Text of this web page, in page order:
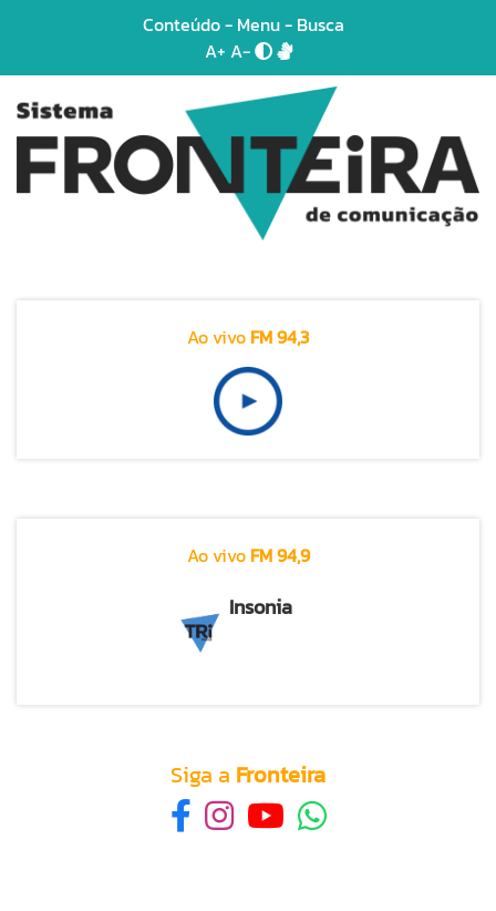
Conteúdo- Menu- Busca
A+ A-
Ao vivo FM 94,3
Ao vivo FM 94,9
Insonia
Siga a Fronteira